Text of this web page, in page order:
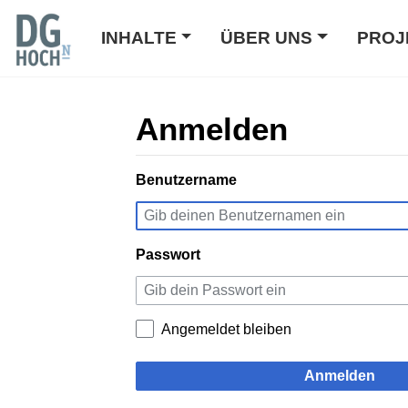
INHALTE ÜBER UNS
Anmelden
Wechseln zu:Navigation
Benutzername
Passwort
Angemeldet bleiben
Anmelden